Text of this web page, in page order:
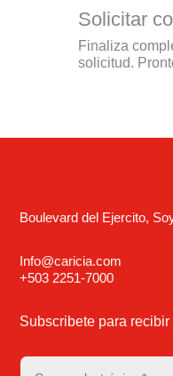
Solicitar
Finaliza
solicitud.
Boulevard del Ejercito,
Info@caricia.com
+503 2251-7000
Subscribete para